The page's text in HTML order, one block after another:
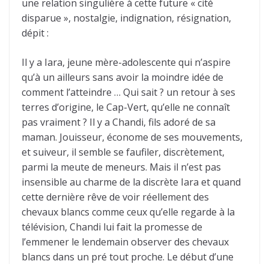
une relation singulière à cette future « cité
disparue », nostalgie, indignation, résignation,
dépit :
Il y a Iara, jeune mère-adolescente qui n’aspire
qu’à un ailleurs sans avoir la moindre idée de
comment l’atteindre … Qui sait ? un retour à ses
terres d’origine, le Cap-Vert, qu’elle ne connaît
pas vraiment ? Il y a Chandi, fils adoré de sa
maman. Jouisseur, économe de ses mouvements,
et suiveur, il semble se faufiler, discrètement,
parmi la meute de meneurs. Mais il n’est pas
insensible au charme de la discrète Iara et quand
cette dernière rêve de voir réellement des
chevaux blancs comme ceux qu’elle regarde à la
télévision, Chandi lui fait la promesse de
l’emmener le lendemain observer des chevaux
blancs dans un pré tout proche. Le début d’une